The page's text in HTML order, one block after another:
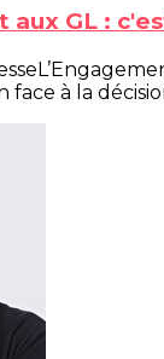
aux GL :
à la